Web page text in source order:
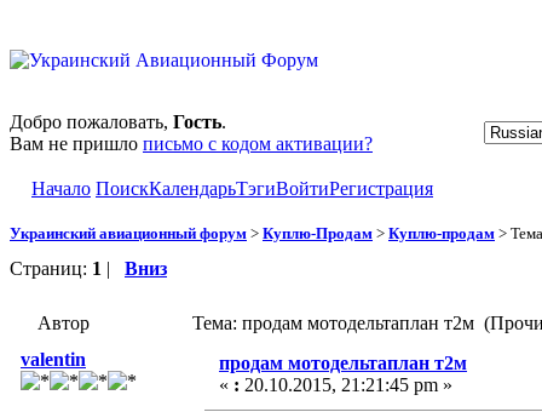
Добро пожаловать, Гость.
Вам не пришло письмо с кодом активации?
Начало ПоискКалендарьТэгиВойтиРегистрация
Украинский авиационный форум > Куплю-Продам > Куплю-продам >
Страниц: 1 | Вниз
Автор
Тема: продам мотодельтаплан т2м
valentin
продам мотодельтаплан т2м
« : 20.10.2015, 21:21:45 pm »